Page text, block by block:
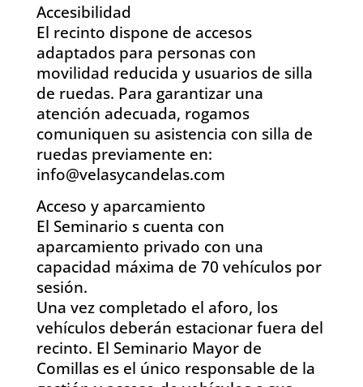
Accesibilidad
El recinto dispone de accesos
adaptados para personas con
movilidad reducida y usuarios de silla
de ruedas. Para garantizar una
atención adecuada, rogamos
comuniquen su asistencia con silla de
ruedas previamente en:
info@velasycandelas.com
Acceso y aparcamiento
El Seminario s cuenta con
aparcamiento privado con una
capacidad máxima de 70 vehículos por
sesión.
Una vez completado el aforo, los
vehículos deberán estacionar fuera del
recinto. El Seminario Mayor de
Comillas es el único responsable de la